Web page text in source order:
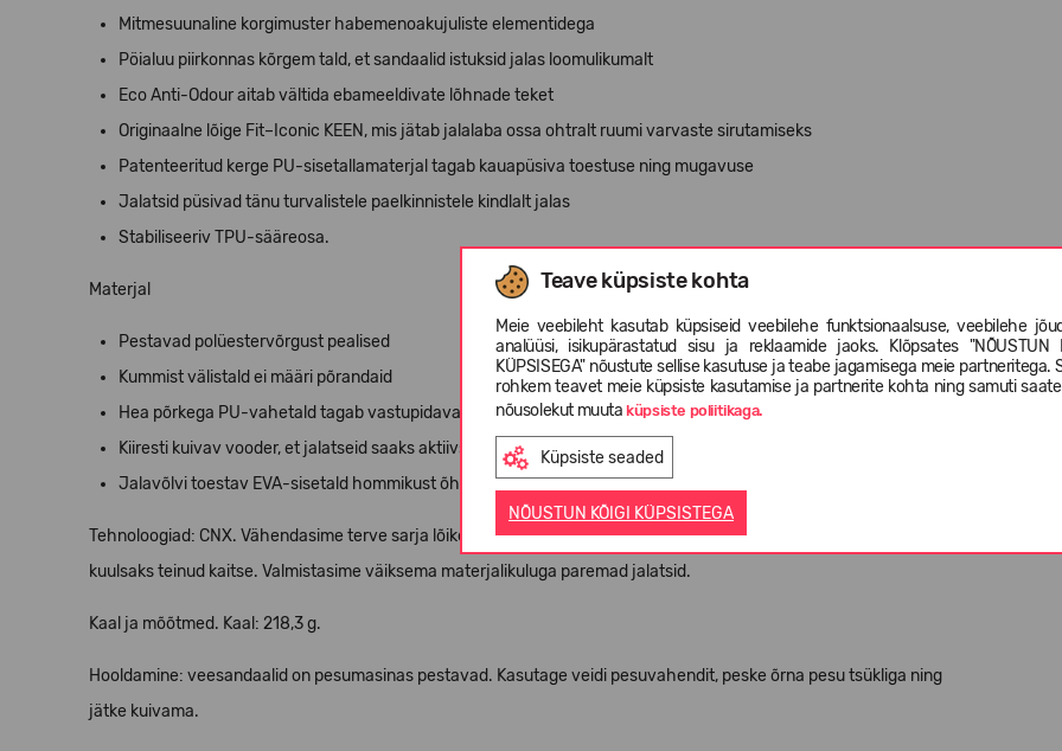
Teave küpsiste kohta
Meie veebileht kasutab küpsiseid veebilehe funktsionaalsuse, veebilehe
analüüsi, isikupärastatud sisu ja reklaamide jaoks. Klõpsates "NÕUSTUN
KÜPSISEGA" nõustute sellise kasutuse ja teabe jagamisega meie partneritega.
rohkem teavet meie küpsiste kasutamise ja partnerite kohta ning samuti
nõusolekut muutaküpsiste poliitikaga.
Küpsiste seaded
NÕUSTUN KÕIGI KÜPSISTEGA
Mitmesuunaline korgimuster habemenoakujuliste elementidega
Pöialuu piirkonnas kõrgem tald, et sandaalid istuksid jalas loomulikumalt
Eco Anti-Odour aitab vältida ebameeldivate lõhnade teket
Originaalne lõige Fit–Iconic KEEN, mis jätab jalalaba ossa ohtralt ruumi varvaste sirutamiseks
Patenteeritud kerge PU-sisetallamaterjal tagab kauapüsiva toestuse ning mugavuse
Jalatsid püsivad tänu turvalistele paelkinnistele kindlalt jalas
Stabiliseeriv TPU-sääreosa.
Materjal
Pestavad polüestervõrgust pealised
Kummist välistald ei määri põrandaid
Hea põrkega PU-vahetald tagab vastupidava pehmenduse
Kiiresti kuivav vooder, et jalatseid saaks aktiivselt kasutada
Jalavõlvi toestav EVA-sisetald hommikust õhtuni kestva mugavuse tagamiseks.
Tehnoloogiad: CNX. Vähendasime terve sarja lõikes ühe jalatsi kaalu 280 grammini, säilitades seejuures meid
kuulsaks teinud kaitse. Valmistasime väiksema materjalikuluga paremad jalatsid.
Kaal ja mõõtmed. Kaal: 218,3 g.
Hooldamine: veesandaalid on pesumasinas pestavad. Kasutage veidi pesuvahendit, peske õrna pesu tsükliga ning
jätke kuivama.